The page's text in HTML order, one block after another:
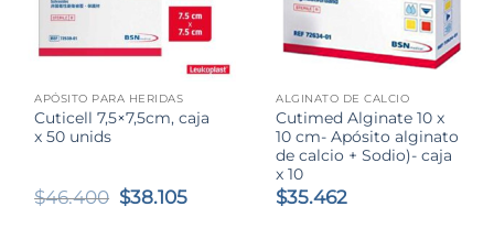
APÓSITO PARA HERIDAS
Cuticell 7,5×7,5cm, caja
x 50 unids
$46.400 El
$38.105El
ALGINATO DE CALCIO
Cutimed Alginate 10 x
10 cm- Apósito alginato
de calcio + Sodio)- caja
x 10
$35.462